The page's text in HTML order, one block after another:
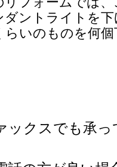
ダントライトを
らいのものを何
ックスでも承